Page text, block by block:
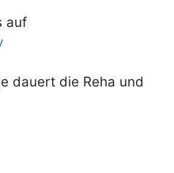
auf
dauert die Reha und